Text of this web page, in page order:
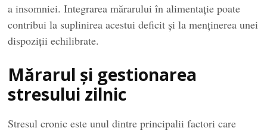
a insomniei. Integrarea mărarului în alimentație poate
contribui la suplinirea acestui deficit și la menținerea unei
dispoziții echilibrate.
Mărarul și gestionarea
stresului zilnic
Stresul cronic este unul dintre principalii factori care